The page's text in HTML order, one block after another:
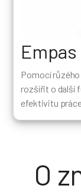
Pomocí
rozšířit o další
efektivitu
O